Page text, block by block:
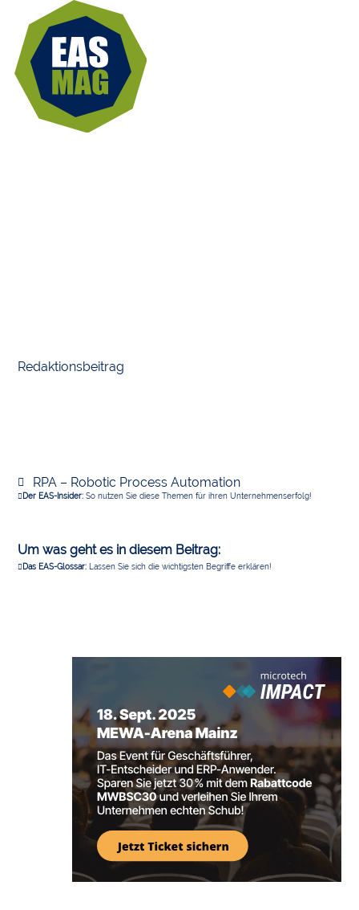
Redaktionsbeitrag
RPA – Robotic Process Automation
Der EAS-Insider: So nutzen Sie diese Themen für ihren Unternehmenserfolg!
Um was geht es in diesem Beitrag:
Das EAS-Glossar: Lassen Sie sich die wichtigsten Begriffe erklären!